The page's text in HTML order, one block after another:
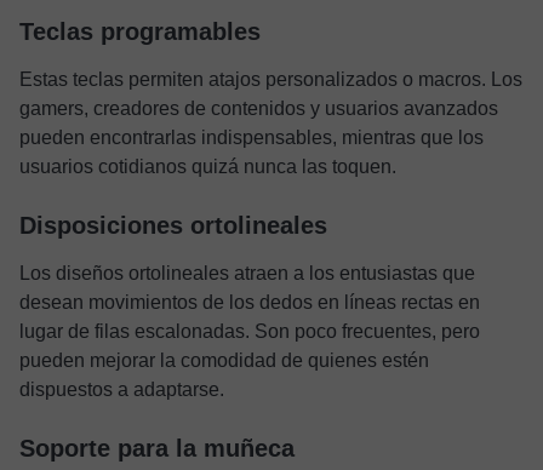
Teclas programables
Estas teclas permiten atajos personalizados o macros. Los
gamers, creadores de contenidos y usuarios avanzados
pueden encontrarlas indispensables, mientras que los
usuarios cotidianos quizá nunca las toquen.
Disposiciones ortolineales
Los diseños ortolineales atraen a los entusiastas que
desean movimientos de los dedos en líneas rectas en
lugar de filas escalonadas. Son poco frecuentes, pero
pueden mejorar la comodidad de quienes estén
dispuestos a adaptarse.
Soporte para la muñeca